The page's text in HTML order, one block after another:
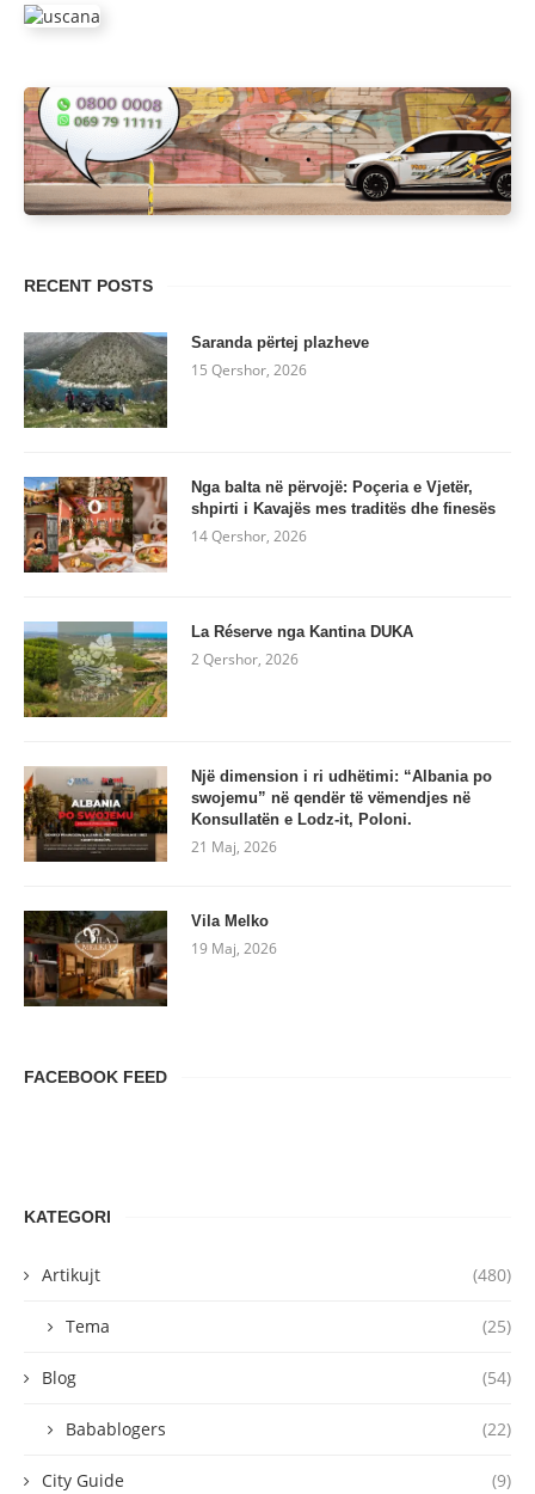
RECENT POSTS
Saranda përtej plazheve
15 Qershor, 2026
Nga balta në përvojë: Poçeria e Vjetër,
shpirti i Kavajës mes traditës dhe finesës
14 Qershor, 2026
La Réserve nga Kantina DUKA
2 Qershor, 2026
Një dimension i ri udhëtimi: “Albania po
swojemu” në qendër të vëmendjes në
Konsullatën e Lodz-it, Poloni.
21 Maj, 2026
Vila Melko
19 Maj, 2026
FACEBOOK FEED
KATEGORI
Artikujt (480)
Tema (25)
Blog (54)
Babablogers (22)
City Guide (9)